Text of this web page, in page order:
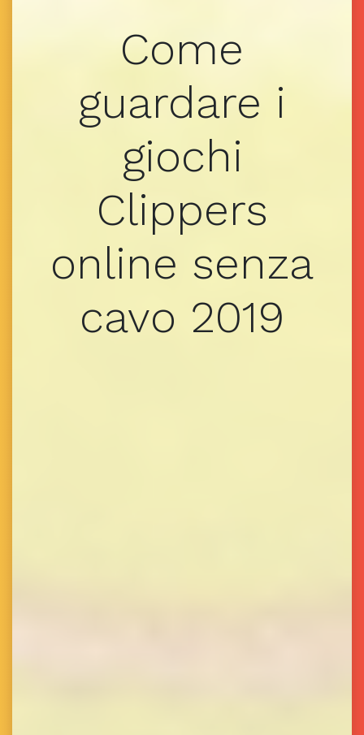
Come
guardare i
giochi
Clippers
online senza
cavo 2019